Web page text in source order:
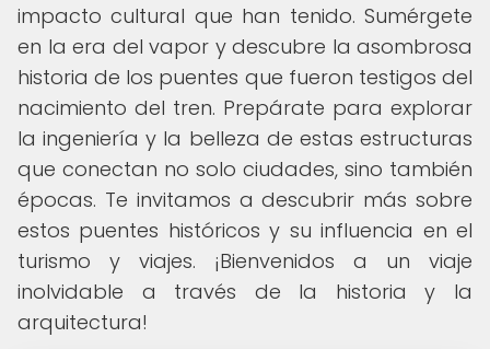
impacto cultural que han tenido. Sumérgete
en la era del vapor y descubre la asombrosa
historia de los puentes que fueron testigos del
nacimiento del tren. Prepárate para explorar
la ingeniería y la belleza de estas estructuras
que conectan no solo ciudades, sino también
épocas. Te invitamos a descubrir más sobre
estos puentes históricos y su influencia en el
turismo y viajes. ¡Bienvenidos a un viaje
inolvidable a través de la historia y la
arquitectura!